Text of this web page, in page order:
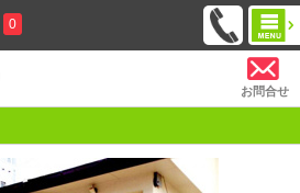
0
お問合せ